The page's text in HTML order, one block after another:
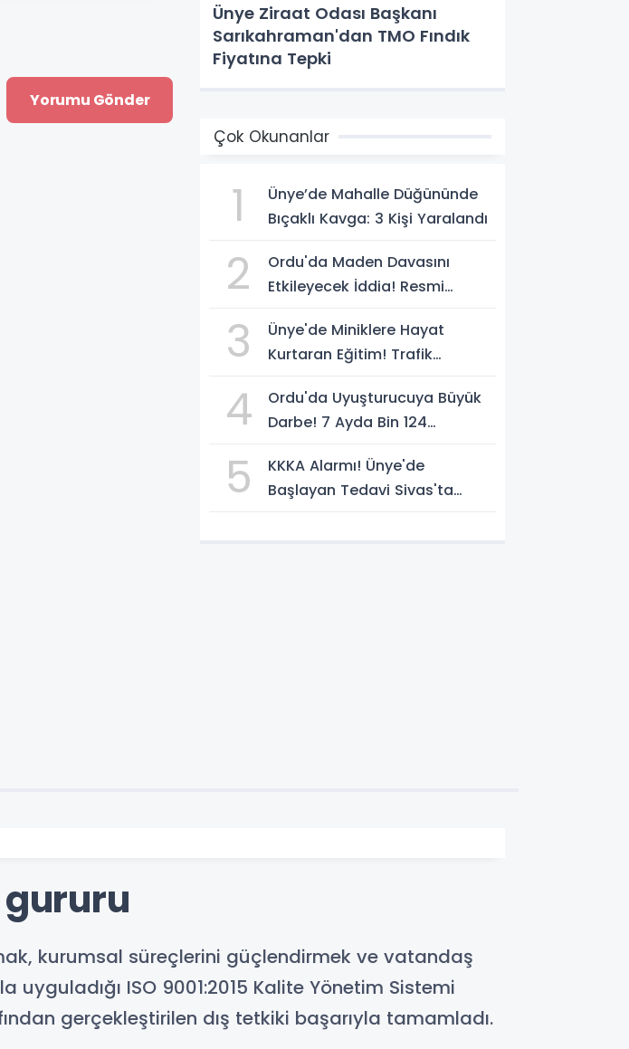
Ünye Ziraat Odası Başkanı
Sarıkahraman'dan TMO Fındık
Fiyatına Tepki
Çok Okunanlar
1
Ünye’de Mahalle Düğününde
Bıçaklı Kavga: 3 Kişi Yaralandı
2
Ordu'da Maden Davasını
Etkileyecek İddia! Resmi
3
Ünye'de Miniklere Hayat
Kurtaran Eğitim! Trafik
4
Ordu'da Uyuşturucuya Büyük
Darbe! 7 Ayda Bin 124
5
KKKA Alarmı! Ünye'de
Başlayan Tedavi Sivas'ta
gururu
kurumsal süreçlerini güçlendirmek ve vatandaş
ISO 9001:2015 Kalite Yönetim Sistemi
gerçekleştirilen dış tetkiki başarıyla tamamladı.